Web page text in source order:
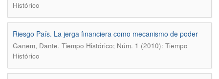
Histórico
Riesgo País. La jerga financiera como mecanismo de poder
Ganem, Dante. Tiempo Histórico; Núm. 1 (2010): Tiempo
Histórico